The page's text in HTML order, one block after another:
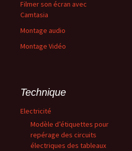
Filmer son écran avec
Camtasia
Montage audio
Montage Vidéo
Technique
Electricité
Modèle d’étiquettes pour
repérage des circuits
électriques des tableaux